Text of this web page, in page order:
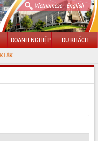
Vietnamese| English
DOANH NGHIỆP DU KHÁCH